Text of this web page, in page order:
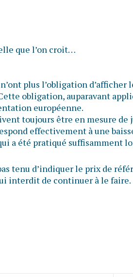
que l’on croit…
plus l’obligation d’afficher
obligation, auparavant
européenne.
toujours être en mesure de
effectivement à une
a été pratiqué suffisamment
tenu d’indiquer le prix de
interdit de continuer à le faire.